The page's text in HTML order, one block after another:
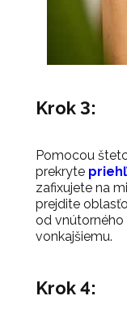
Krok 3:
Pomocou
prekryte
zafixujete na
prejdite
od vnútorného
vonkajšiemu.
Krok 4: